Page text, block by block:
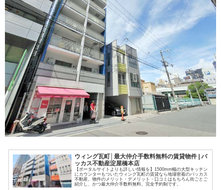
ウィング瓦町│最大仲介手数料無料の賃貸物件 | バ
ッカス不動産淀屋橋本店
【ポータルサイトよりも詳しい情報を】1500mm幅の大型キッチン
にカウンターもついたウィング瓦町の賃貸なら地場密着のバッカス
不動産。物件のメリット・デメリット・口コミはもちろん街ごとご
紹介し、かつ最大仲介手数料無料。完全予約制です。